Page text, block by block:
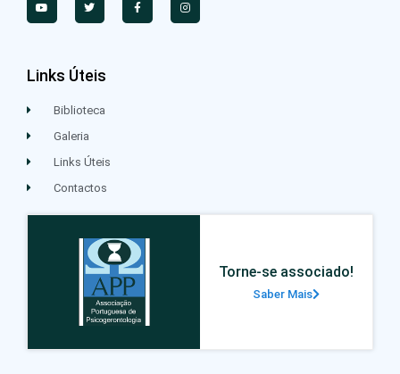
Links Úteis
Biblioteca
Galeria
Links Úteis
Contactos
Torne-se associado!
Saber Mais